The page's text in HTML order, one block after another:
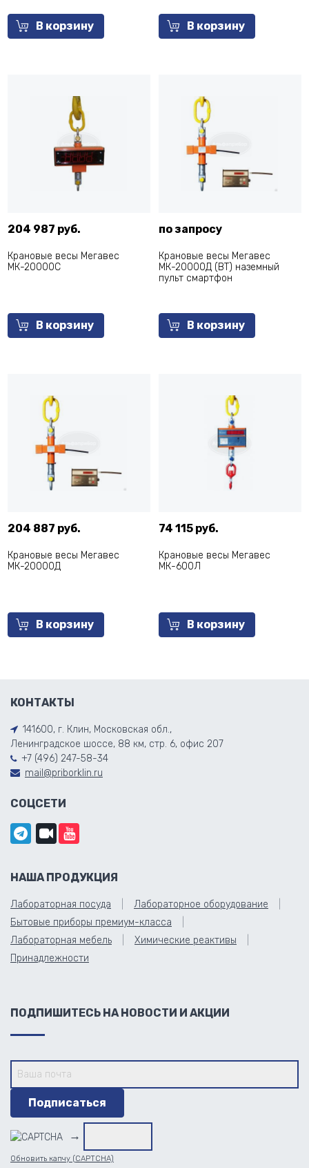
В корзину В корзину
204 987 руб.
Крановые весы Мегавес
МК-20000С
В корзину
по запросу
Крановые весы Мегавес
МК-20000Д (ВТ) наземный
пульт смартфон
В корзину
204 887 руб.
Крановые весы Мегавес
МК-20000Д
В корзину
74 115 руб.
Крановые весы Мегавес
МК-600Л
В корзину
КОНТАКТЫ
141600, г. Клин, Московская обл.,
Ленинградское шоссе, 88 км, стр. 6, офис 207
+7 (496) 247-58-34
mail@priborklin.ru
СОЦСЕТИ
НАША ПРОДУКЦИЯ
Лабораторная посуда
Лабораторное оборудование
Бытовые приборы премиум-класса
Лабораторная мебель
Химические реактивы
Принадлежности
ПОДПИШИТЕСЬ НА НОВОСТИ И АКЦИИ
→
Обновить капчу (CAPTCHA)